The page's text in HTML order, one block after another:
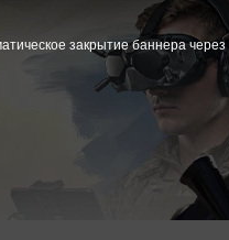
закрытие баннера через